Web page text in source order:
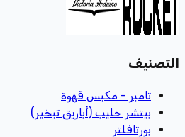
التصنيف
تامبر - مكبس قهوة
بيتشر حليب (أباريق تبخير)
بورتافلتر